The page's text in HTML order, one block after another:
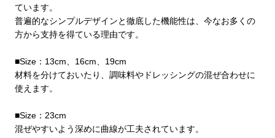
ています。
普遍的なシンプルデザインと徹底した機能性は、今なお多くの
方から支持を得ている理由です。
■Size：13cm、16cm、19cm
材料を分けておいたり、調味料やドレッシングの混ぜ合わせに
使えます。
■Size：23cm
混ぜやすいよう深めに曲線が工夫されています。